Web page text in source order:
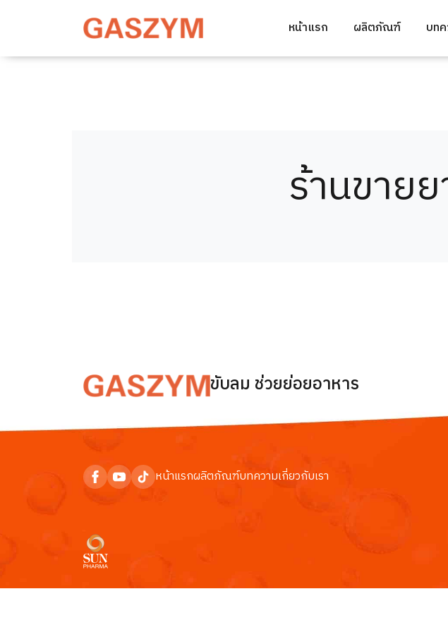
หน้าแรก ผลิตภัณฑ์ บท
ร้านขาย
ขับลม ช่วยย่อยอาหาร
หน้าแรกผลิตภัณฑ์บทความเกี่ยวกับเรา